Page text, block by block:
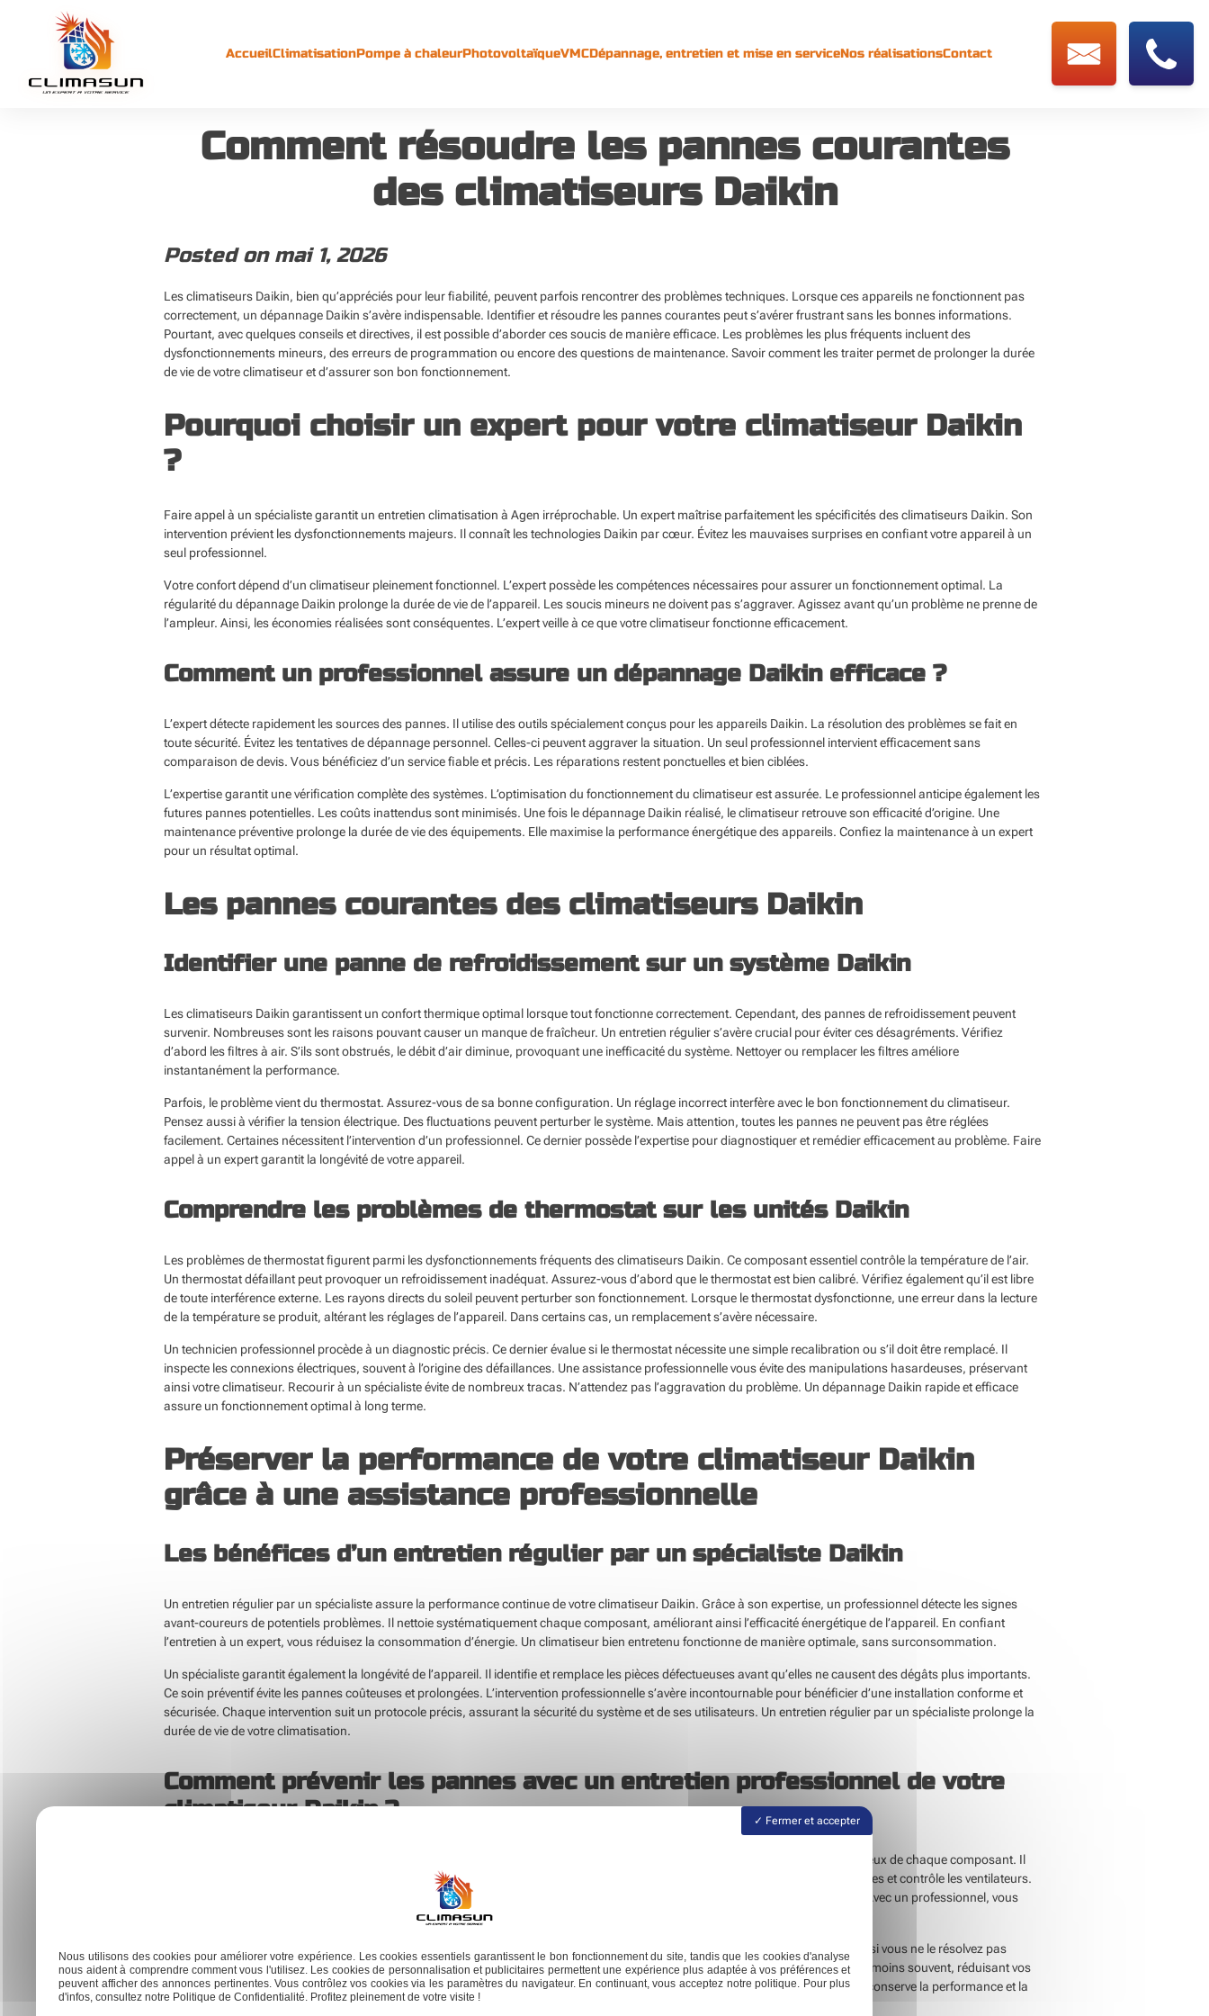
AccueilClimatisationPompe à chaleurPhotovoltaïqueVMCDépannage, entretien et mise en serviceNos réalisationsContact
Comment résoudre les pannes courantes
des climatiseurs Daikin
Posted on mai 1, 2026
Les climatiseurs Daikin, bien qu’appréciés pour leur fiabilité, peuvent parfois rencontrer des problèmes techniques. Lorsque ces appareils ne fonctionnent pas
correctement, un dépannage Daikin s’avère indispensable. Identifier et résoudre les pannes courantes peut s’avérer frustrant sans les bonnes informations.
Pourtant, avec quelques conseils et directives, il est possible d’aborder ces soucis de manière efficace. Les problèmes les plus fréquents incluent des
dysfonctionnements mineurs, des erreurs de programmation ou encore des questions de maintenance. Savoir comment les traiter permet de prolonger la durée
de vie de votre climatiseur et d’assurer son bon fonctionnement.
Pourquoi choisir un expert pour votre climatiseur Daikin
?
Faire appel à un spécialiste garantit unentretien climatisation à Agen irréprochable. Un expert maîtrise parfaitement les spécificités des climatiseurs Daikin. Son
intervention prévient les dysfonctionnements majeurs. Il connaît les technologies Daikin par cœur. Évitez les mauvaises surprises en confiant votre appareil à un
seul professionnel.
Votre confort dépend d’un climatiseur pleinement fonctionnel. L’expert possède les compétences nécessaires pour assurer un fonctionnement optimal. La
régularité du dépannage Daikin prolonge la durée de vie de l’appareil. Les soucis mineurs ne doivent pas s’aggraver. Agissez avant qu’un problème ne prenne de
l’ampleur. Ainsi, les économies réalisées sont conséquentes. L’expert veille à ce que votre climatiseur fonctionne efficacement.
Comment un professionnel assure un dépannage Daikin efficace ?
L’expert détecte rapidement les sources des pannes. Il utilise des outils spécialement conçus pour les appareils Daikin. La résolution des problèmes se fait en
toute sécurité. Évitez les tentatives de dépannage personnel. Celles-ci peuvent aggraver la situation. Un seul professionnel intervient efficacement sans
comparaison de devis. Vous bénéficiez d’un service fiable et précis. Les réparations restent ponctuelles et bien ciblées.
L’expertise garantit une vérification complète des systèmes. L’optimisation du fonctionnement du climatiseur est assurée. Le professionnel anticipe également les
futures pannes potentielles. Les coûts inattendus sont minimisés. Une fois le dépannage Daikin réalisé, le climatiseur retrouve son efficacité d’origine. Une
maintenance préventive prolonge la durée de vie des équipements. Elle maximise la performance énergétique des appareils. Confiez la maintenance à un expert
pour un résultat optimal.
Les pannes courantes des climatiseurs Daikin
Identifier une panne de refroidissement sur un système Daikin
Les climatiseurs Daikin garantissent un confort thermique optimal lorsque tout fonctionne correctement. Cependant, des pannes de refroidissement peuvent
survenir. Nombreuses sont les raisons pouvant causer un manque de fraîcheur. Un entretien régulier s’avère crucial pour éviter ces désagréments. Vérifiez
d’abord les filtres à air. S’ils sont obstrués, le débit d’air diminue, provoquant une inefficacité du système. Nettoyer ou remplacer les filtres améliore
instantanément la performance.
Parfois, le problème vient du thermostat. Assurez-vous de sa bonne configuration. Un réglage incorrect interfère avec le bon fonctionnement du climatiseur.
Pensez aussi à vérifier la tension électrique. Des fluctuations peuvent perturber le système. Mais attention, toutes les pannes ne peuvent pas être réglées
facilement. Certaines nécessitent l’intervention d’un professionnel. Ce dernier possède l’expertise pour diagnostiquer et remédier efficacement au problème. Faire
appel à un expert garantit la longévité de votre appareil.
Comprendre les problèmes de thermostat sur les unités Daikin
Les problèmes de thermostat figurent parmi les dysfonctionnements fréquents des climatiseurs Daikin. Ce composant essentiel contrôle la température de l’air.
Un thermostat défaillant peut provoquer un refroidissement inadéquat. Assurez-vous d’abord que le thermostat est bien calibré. Vérifiez également qu’il est libre
de toute interférence externe. Les rayons directs du soleil peuvent perturber son fonctionnement. Lorsque le thermostat dysfonctionne, une erreur dans la lecture
de la température se produit, altérant les réglages de l’appareil. Dans certains cas, un remplacement s’avère nécessaire.
Un technicien professionnel procède à un diagnostic précis. Ce dernier évalue si le thermostat nécessite une simple recalibration ou s’il doit être remplacé. Il
inspecte les connexions électriques, souvent à l’origine des défaillances. Une assistance professionnelle vous évite des manipulations hasardeuses, préservant
ainsi votre climatiseur. Recourir à un spécialiste évite de nombreux tracas. N’attendez pas l’aggravation du problème. Un dépannage Daikin rapide et efficace
assure un fonctionnement optimal à long terme.
Préserver la performance de votre climatiseur Daikin
grâce à une assistance professionnelle
Les bénéfices d’un entretien régulier par un spécialiste Daikin
Un entretien régulier par un spécialiste assure la performance continue de votre climatiseur Daikin. Grâce à son expertise, un professionnel détecte les signes
avant-coureurs de potentiels problèmes. Il nettoie systématiquement chaque composant, améliorant ainsi l’efficacité énergétique de l’appareil. En confiant
l’entretien à un expert, vous réduisez la consommation d’énergie. Un climatiseur bien entretenu fonctionne de manière optimale, sans surconsommation.
Un spécialiste garantit également la longévité de l’appareil. Il identifie et remplace les pièces défectueuses avant qu’elles ne causent des dégâts plus importants.
Ce soin préventif évite les pannes coûteuses et prolongées. L’intervention professionnelle s’avère incontournable pour bénéficier d’une installation conforme et
sécurisée. Chaque intervention suit un protocole précis, assurant la sécurité du système et de ses utilisateurs. Un entretien régulier par un spécialiste prolonge la
durée de vie de votre climatisation.
Comment prévenir les pannes avec un entretien professionnel de votre
climatiseur Daikin ?
Un entretien professionnel proactif prévient de nombreuses pannes des climatiseurs Daikin. L’expert effectue des contrôles minutieux de chaque composant. Il
s’assure que le système fonctionne correctement à tout moment. Il mesure la pression réfrigérante, vérifie les connexions électriques et contrôle les ventilateurs.
L’entretien professionnel inclut souvent une optimisation des réglages pour maximiser l’efficacité et réduire les risques de panne. Avec un professionnel, vous
bénéficiez d’une surveillance constante de l’état de votre équipement. Prévenir les pannes, c’est préserver avant tout votre confort.
L’expertise d’un professionnel vous protège des mauvaises surprises. Un problème mineur peut dégénérer en une panne majeure si vous ne le résolvez pas
rapidement. Le diagnostic précis garantit une intervention ciblée, limitant ainsi les frais futurs. Un climatiseur en bon état dépanne moins souvent, réduisant vos
dépenses. Le service d’un spécialiste vous offre tranquillité d’esprit et assurance de confort. Le soin apporté par un professionnel conserve la performance et la
fiabilité de votre climatiseur Daikin à long terme.
Fermer et accepter
Nous utilisons des cookies pour améliorer votre expérience. Les cookies essentiels garantissent le bon fonctionnement du site, tandis que les cookies d'analyse
nous aident à comprendre comment vous l'utilisez. Les cookies de personnalisation et publicitaires permettent une expérience plus adaptée à vos préférences et
peuvent afficher des annonces pertinentes. Vous contrôlez vos cookies via les paramètres du navigateur. En continuant, vous acceptez notre politique. Pour plus
d'infos, consultez notre Politique de Confidentialité. Profitez pleinement de votre visite !